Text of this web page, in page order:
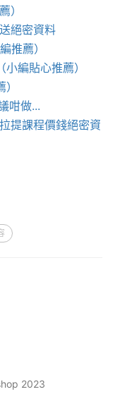
）
絕密資料
推薦）
編貼心推薦）
咁做...
提課程價錢絕密資
2023